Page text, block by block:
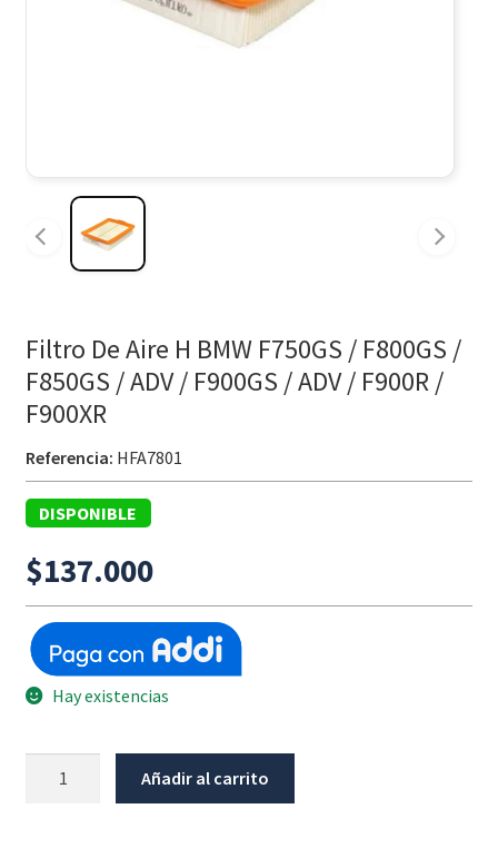
Filtro De Aire H BMW F750GS / F800GS /
F850GS / ADV / F900GS / ADV / F900R /
F900XR
Referencia: HFA7801
DISPONIBLE
$137.000
Hay existencias
Añadir al carrito